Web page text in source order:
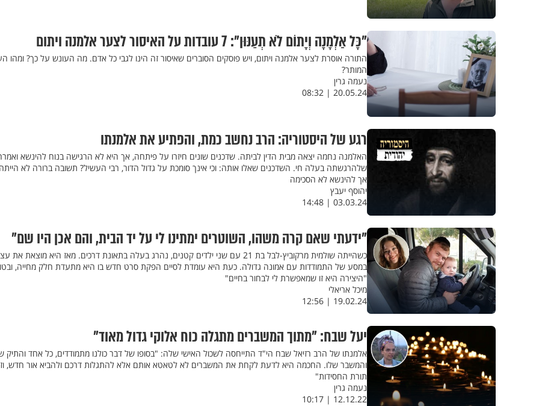
"כָּל אַלְמָנָה וְיָתוֹם לֹא תְעַנּוּן": 7 עובדות על האיסור לצער אלמנה ויתום
התורה אוסרת לצער אלמנה ויתום, ויש פוסקים הסוברים שאיסור זה הינו לגבי כל אדם. מה העונש על כך? ומהו
המותר?
נעמה גרין
20.05.24 | 08:32
רגע של היסטוריה: הרב נחשב כמת, והפתיע את אלמנתו
האלמנה נחמה יצאה מבית הדין לביתה. שדכנים שונים חיזרו על פיתחה, אך היא לא הרגישה בנוח להינשא
שלהרגשתה בעלה חי. השדכנים שאלו אותה: וכי אינך סומכת על גדול הדור, רבי העשיל? תשובה ברורה לא
אך להינשא לא הסכימה
יהוסף יעבץ
03.03.24 | 14:48
"ידעתי שאם קרה משהו, השוטרים ימתינו לי על יד הבית, והם אכן היו שם"
כשהייתה שולמית מרקוביץ-לבל בת 21 עם שני ילדים קטנים, נהרג בעלה בתאונת דרכים. מאז היא מוצאת את
במסע של התמודדות עם אמונה גדולה. כעת היא עומדת לסיים הפקת סרט חדש בו היא מתעדת חלק מחייה,
"היצירה היא זו שמאפשרת לי לבחור בחיים"
מיכל אריאלי
19.02.24 | 12:56
יעל שבח: "מתוך המשברים מתגלה כוח אלוקי גדול מאוד"
אלמנתו של הרב רזיאל שבח הי"ד התייחסה לשכול האישי שלה: "בסופו של דבר כולנו מתמודדים, כל אחד והתיק
והמשבר שלו. החכמה היא לדעת לקחת את המשברים לא לטאטא אותם אלא להתגלות דרכם ולהביא אור חדש,
תורת החסידות"
נעמה גרין
12.12.22 | 10:17